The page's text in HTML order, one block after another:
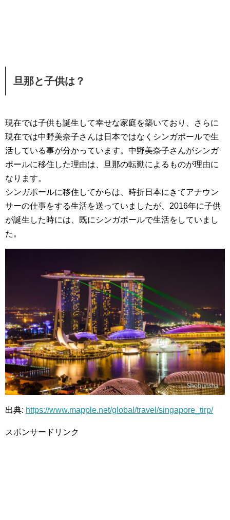
旦那と子供は？
現在では子供も誕生して幸せな家庭を築いており、さらに
現在では中野美奈子さんは日本ではなくシンガポールで生
活している事が分かっています。中野美奈子さんがシンガ
ポールに移住した理由は、旦那の転勤によるものが理由に
なります。
シンガポールに移住してからは、時折日本にきてアナウン
サーの仕事をする生活を送っていましたが、2016年に子供
が誕生した時には、既にシンガポールで生活をしていまし
た。
出典: https://www.mapple.net/global/travel/singapore_tirp/
スポンサードリンク